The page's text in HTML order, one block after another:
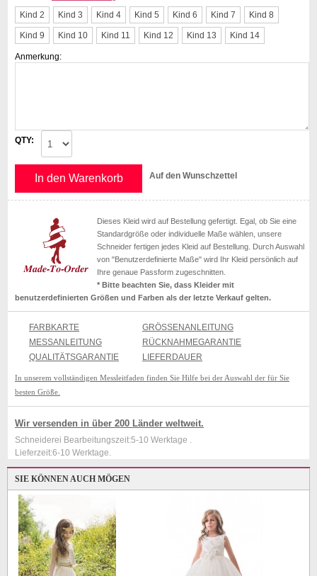
Kind 2
Kind 3 Kind 4 Kind 5 Kind 6 Kind 7 Kind 8
Kind 9 Kind 10 Kind 11 Kind 12 Kind 13 Kind 14
Anmerkung:
QTY:
In den Warenkorb Auf den Wunschzettel
Dieses Kleid wird auf Bestellung gefertigt. Egal, ob Sie eine
Standardgröße oder individuelle Maße wählen, unsere
Schneider fertigen jedes Kleid auf Bestellung. Durch Auswahl
von "Benutzerdefinierte Maße" wird Ihr Kleid persönlich auf
Ihre genaue Passform zugeschnitten.
* Bitte beachten Sie, dass Kleider mit
benutzerdefinierten Größen und Farben als der letzte Verkauf gelten.
FARBKARTE
GRÖSSENANLEITUNG
MESSANLEITUNG
RÜCKNAHMEGARANTIE
QUALITÄTSGARANTIE
LIEFERDAUER
In unserem vollständigen Messleitfaden finden Sie Hilfe bei der Auswahl der für Sie
besten Größe.
Wir versenden in über 200 Länder weltweit.
Schneiderei Bearbeitungszeit:5-10 Werktage .
Lieferzeit:6-10 Werktage.
SIE KÖNNEN AUCH MÖGEN